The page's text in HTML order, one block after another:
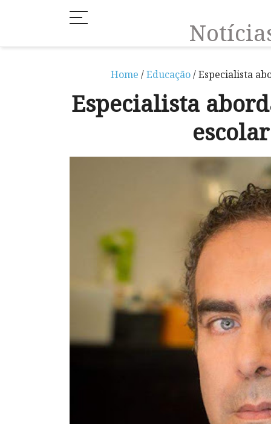
Home /Educação/ Especialista
Especialista